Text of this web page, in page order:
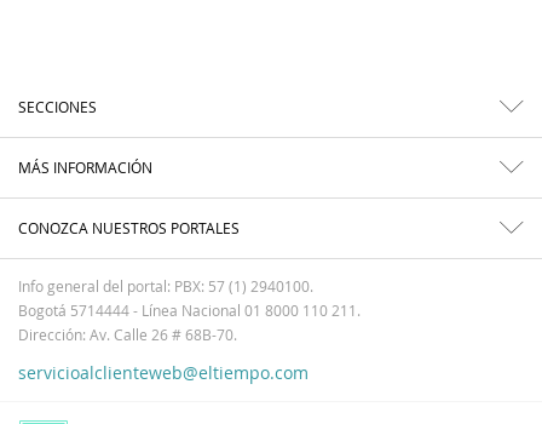
SECCIONES
MÁS INFORMACIÓN
CONOZCA NUESTROS PORTALES
Info general del portal: PBX: 57 (1) 2940100.
Bogotá 5714444 - Línea Nacional 01 8000 110 211.
Dirección: Av. Calle 26 # 68B-70.
servicioalclienteweb@eltiempo.com